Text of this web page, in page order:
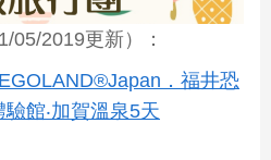
05/2019更新）：
．福井恐
館‧加賀溫泉5天